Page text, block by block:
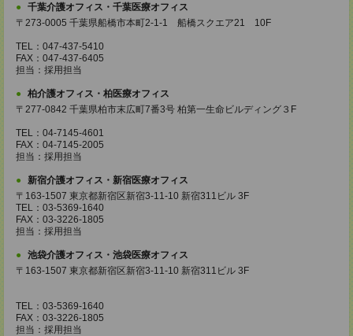
千葉介護オフィス・千葉医療オフィス
〒273-0005 千葉県船橋市本町2-1-1 船橋スクエア21 10F
TEL：047-437-5410
FAX：047-437-6405
担当：採用担当
柏介護オフィス・柏医療オフィス
〒277-0842 千葉県柏市末広町7番3号 柏第一生命ビルディング３F
TEL：04-7145-4601
FAX：04-7145-2005
担当：採用担当
新宿介護オフィス・新宿医療オフィス
〒163-1507 東京都新宿区新宿3-11-10 新宿311ビル 3F
TEL：03-5369-1640
FAX：03-3226-1805
担当：採用担当
池袋介護オフィス・池袋医療オフィス
〒163-1507 東京都新宿区新宿3-11-10 新宿311ビル 3F
TEL：03-5369-1640
FAX：03-3226-1805
担当：採用担当